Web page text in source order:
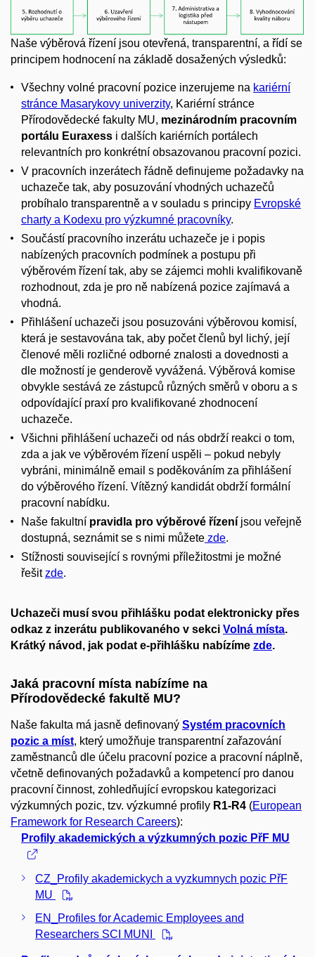
Naše výběrová řízení jsou otevřená, transparentní, a řídí se
principem hodnocení na základě dosažených výsledků:
Všechny volné pracovní pozice inzerujeme na kariérní
stránce Masarykovy univerzity, Kariérní stránce
Přírodovědecké fakulty MU, mezinárodním pracovním
portálu Euraxess i dalších kariérních portálech
relevantních pro konkrétní obsazovanou pracovní pozici.
V pracovních inzerátech řádně definujeme požadavky na
uchazeče tak, aby posuzování vhodných uchazečů
probíhalo transparentně a v souladu s principy Evropské
charty a Kodexu pro výzkumné pracovníky.
Součástí pracovního inzerátu uchazeče je i popis
nabízených pracovních podmínek a postupu při
výběrovém řízení tak, aby se zájemci mohli kvalifikovaně
rozhodnout, zda je pro ně nabízená pozice zajímavá a
vhodná.
Přihlášení uchazeči jsou posuzováni výběrovou komisí,
která je sestavována tak, aby počet členů byl lichý, její
členové měli rozličné odborné znalosti a dovednosti a
dle možností je genderově vyvážená. Výběrová komise
obvykle sestává ze zástupců různých směrů v oboru a s
odpovídající praxí pro kvalifikované zhodnocení
uchazeče.
Všichni přihlášení uchazeči od nás obdrží reakci o tom,
zda a jak ve výběrovém řízení uspěli – pokud nebyly
vybráni, minimálně email s poděkováním za přihlášení
do výběrového řízení. Vítězný kandidát obdrží formální
pracovní nabídku.
Naše fakultní pravidla pro výběrové řízení jsou veřejně
dostupná, seznámit se s nimi můžete zde.
Stížnosti související s rovnými příležitostmi je možné
řešitzde.
Uchazeči musí svou přihlášku podat elektronicky přes
odkaz z inzerátu publikovaného v sekci Volná místa.
Krátký návod, jak podat e-přihlášku nabízíme zde.
Jaká pracovní místa nabízíme na
Přírodovědecké fakultě MU?
Naše fakulta má jasně definovaný Systém pracovních
pozic a míst, který umožňuje transparentní zařazování
zaměstnanců dle účelu pracovní pozice a pracovní náplně,
včetně definovaných požadavků a kompetencí pro danou
pracovní činnost, zohledňující evropskou kategorizaci
výzkumných pozic, tzv. výzkumné profily R1-R4 (European
Framework for Research Careers):
Profily akademických a výzkumných pozic PřF MU
CZ_Profily akademickych a vyzkumnych pozic PřF
MU
EN_Profiles for Academic Employees and
Researchers SCI MUNI